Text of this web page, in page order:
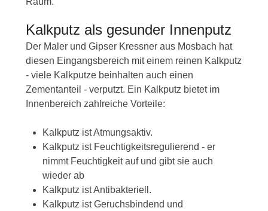
Kalkputz als gesunder Innenputz
Der Maler und Gipser Kressner aus Mosbach hat
diesen Eingangsbereich mit einem reinen Kalkputz
- viele Kalkputze beinhalten auch einen
Zementanteil - verputzt. Ein Kalkputz bietet im
Innenbereich zahlreiche Vorteile:
Kalkputz ist Atmungsaktiv.
Kalkputz ist Feuchtigkeitsregulierend - er
nimmt Feuchtigkeit auf und gibt sie auch
wieder ab
Kalkputz ist Antibakteriell.
Kalkputz ist Geruchsbindend und